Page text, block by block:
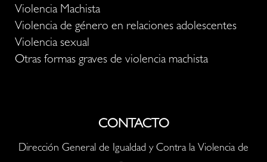
Violencia Machista
Violencia de género en relaciones adolescentes
Violencia sexual
Otras formas graves de violencia machista
CONTACTO
Dirección General de Igualdad y Contra la Violencia de